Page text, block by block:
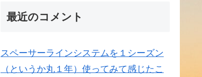
最近のコメント
スペーサーラインシステムを１シーズン
（というか丸１年）使ってみて感じたこ